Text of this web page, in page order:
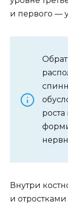
и первого —
Внутри
и